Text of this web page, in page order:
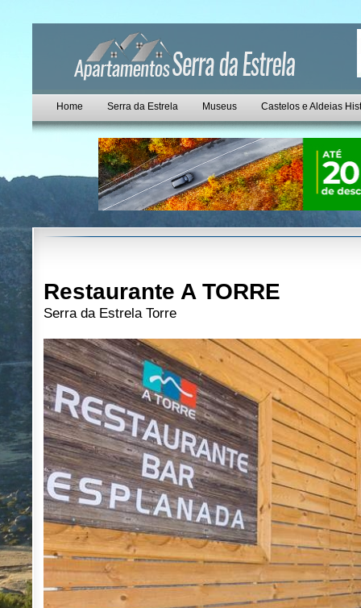
Home Serra da Estrela Museus Castelos e Aldeias
Restaurante A TORRE
Serra da Estrela Torre